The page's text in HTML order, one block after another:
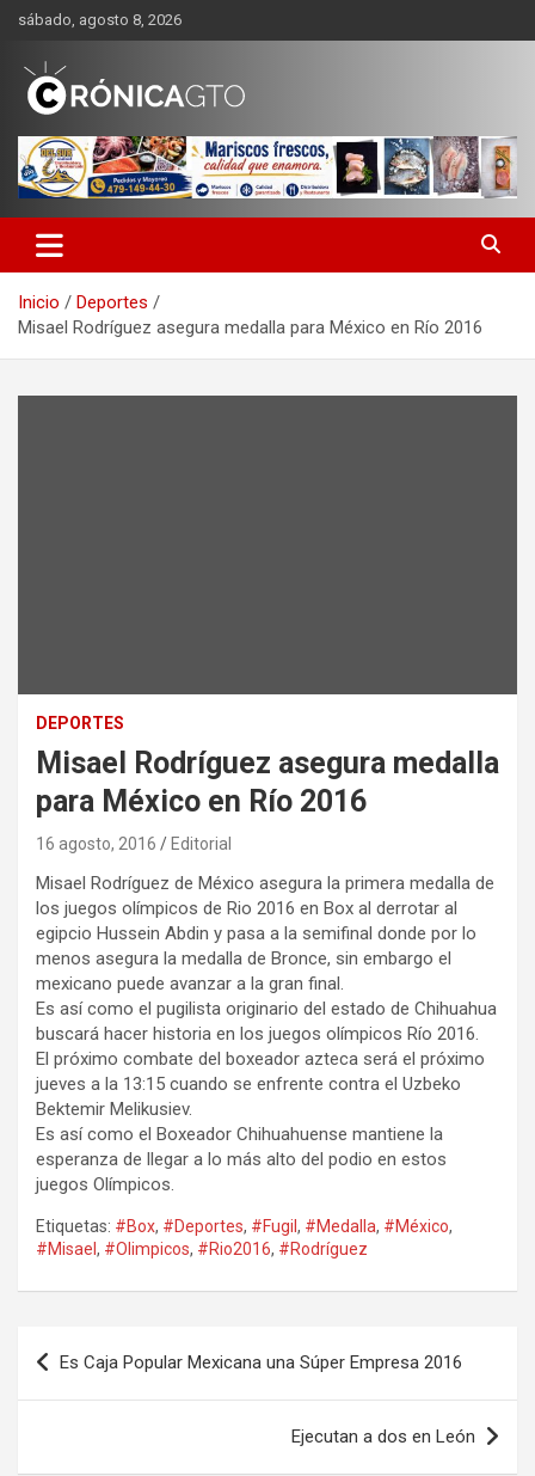
Saltar
contenido
sábado, agosto 8, 2026
CRONICA GUANAJUATO
Inicio
Deportes
Misael Rodríguez asegura medalla para México en Río 2016
DEPORTES
Misael Rodríguez asegura medalla
para México en Río 2016
16 agosto, 2016 Editorial
Misael Rodríguez de México asegura la primera medalla de
los juegos olímpicos de Rio 2016 en Box al derrotar al
egipcio Hussein Abdin y pasa a la semifinal donde por lo
menos asegura la medalla de Bronce, sin embargo el
mexicano puede avanzar a la gran final.
Es así como el pugilista originario del estado de Chihuahua
buscará hacer historia en los juegos olímpicos Río 2016.
El próximo combate del boxeador azteca será el próximo
jueves a la 13:15 cuando se enfrente contra el Uzbeko
Bektemir Melikusiev.
Es así como el Boxeador Chihuahuense mantiene la
esperanza de llegar a lo más alto del podio en estos
juegos Olímpicos.
Etiquetas: #Box, #Deportes, #Fugil , #Medalla, #México,
#Misael , #Olimpicos, #Rio2016, #Rodríguez
Navegación
de
Es Caja Popular Mexicana una Súper Empresa 2016
Ejecutan a dos en León